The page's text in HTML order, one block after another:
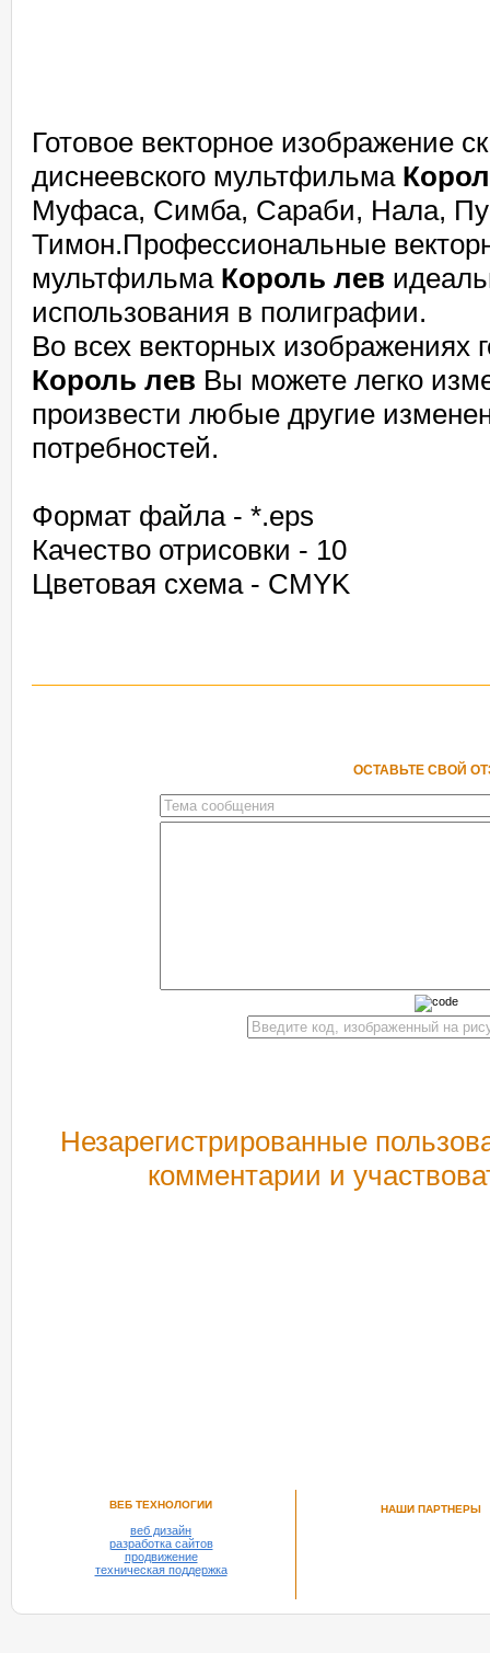
Готовое векторное изображение
диснеевского мультфильма
Муфаса, Симба, Сараби, Нала,
Тимон.Профессиональные
мультфильма Король лев
использования в полиграфии.
Во всех векторных изображениях
Король лев Вы можете легко
произвести любые другие
потребностей.
Формат файла - *.eps
Качество отрисовки - 10
Цветовая схема - CMYK
ОСТАВЬТЕ СВОЙ
Незарегистрированные
комментарии и
ВЕБ ТЕХНОЛОГИИ
веб дизайн
разработка сайтов
продвижение
техническая поддержка
НАШИ ПАРТНЕРЫ